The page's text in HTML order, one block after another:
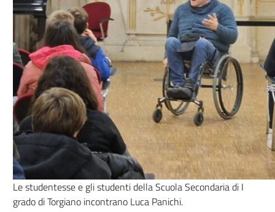
Le studentesse e gli studenti della Scuola Secondaria di I
grado di Torgiano incontrano Luca Panichi.